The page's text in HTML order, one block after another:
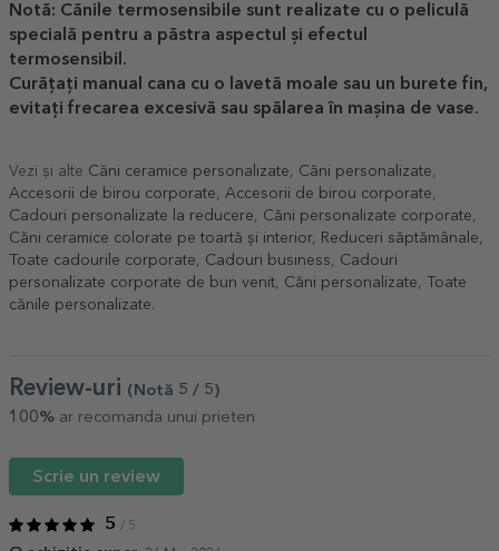
Notă: Cănile termosensibile sunt realizate cu o peliculă
specială pentru a păstra aspectul și efectul
termosensibil.
Curățați manual cana cu o lavetă moale sau un burete fin,
evitați frecarea excesivă sau spălarea în mașina de vase.
Vezi și alte Căni ceramice personalizate Căni personalizate
Accesorii de birou corporate
Accesorii de birou corporate
Cadouri personalizate la reducere
Căni personalizate corporate
Căni ceramice colorate pe toartă și interior, Reduceri săptămânale
Toate cadourile corporate
Cadouri business
Cadouri
personalizate corporate de bun venit
Căni personalizate
Toate
cănile personalizate.
Review-uri (Notă 5 / 5)
100% ar recomanda unui prieten
Scrie un review
5 / 5